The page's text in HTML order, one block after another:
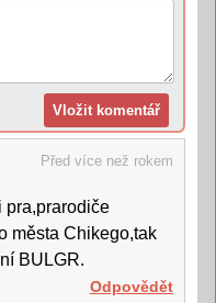
Před více než rokem
pra,prarodiče
města Chikego,tak
BULGR.
Odpovědět